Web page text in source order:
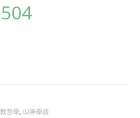
504
哲學,02神學類